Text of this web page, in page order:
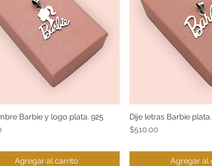
Vista rápida
Barbie y logo plata. 925
Agregar al carrito
Vista
Dije letras Barbie
Precio
$510.00
Agregar al